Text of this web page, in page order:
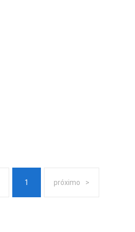
1 próximo